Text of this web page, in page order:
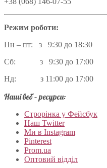
Режим роботи:
Пн – пт: з 9:30 до 18:30
Сб: з 9:30 до 17:00
Нд: з 11:00 до 17:00
Наші веб – ресурси:
Строрінка у Фейсбук
Наш Twitter
Ми в Instagram
Pinterest
Prom.ua
Оптовий відділ